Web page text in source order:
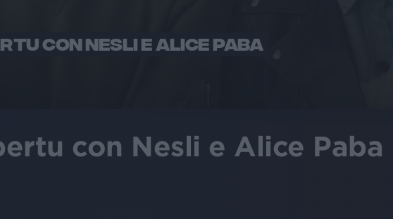
CON NESLI E ALICE PABA
con Nesli e Alice Paba